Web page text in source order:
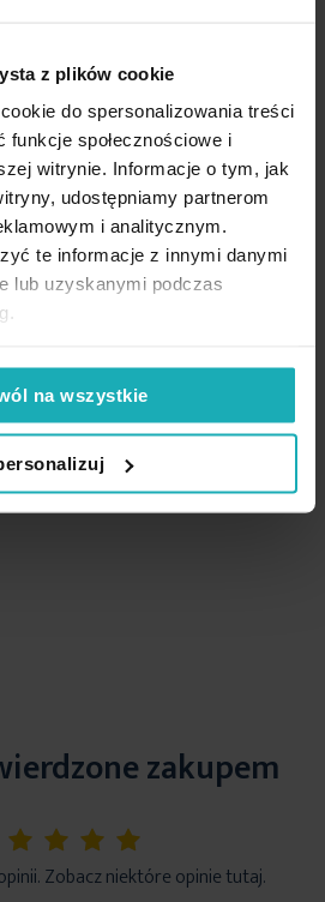
z plików cookie
do spersonalizowania treści
funkcje społecznościowe i
witrynie. Informacje o tym, jak
udostępniamy partnerom
i analitycznym.
te informacje z innymi danymi
lub uzyskanymi podczas
na wszystkie
Dodaj do listy życzeń
Cena regularna:
Dodaj do koszyka
produkty
zakupem
5%
Zobacz niektóre opinie tutaj.